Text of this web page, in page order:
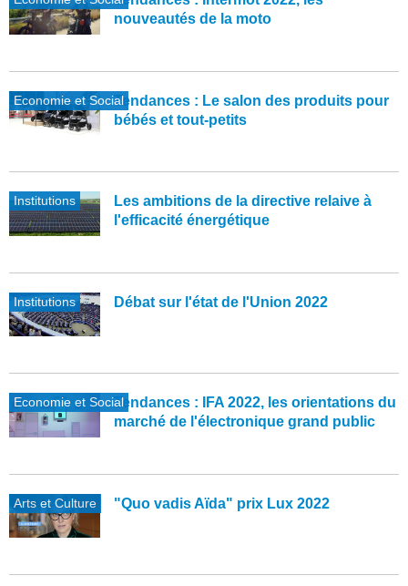
nouveautés de la moto
Economie et SocialTendances : Le salon des produits pour
bébés et tout-petits
Institutions
Les ambitions de la directive relaive à
l'efficacité énergétique
Institutions Débat sur l'état de l'Union 2022
Economie et SocialTendances : IFA 2022, les orientations du
marché de l'électronique grand public
Arts et Culture "Quo vadis Aïda" prix Lux 2022